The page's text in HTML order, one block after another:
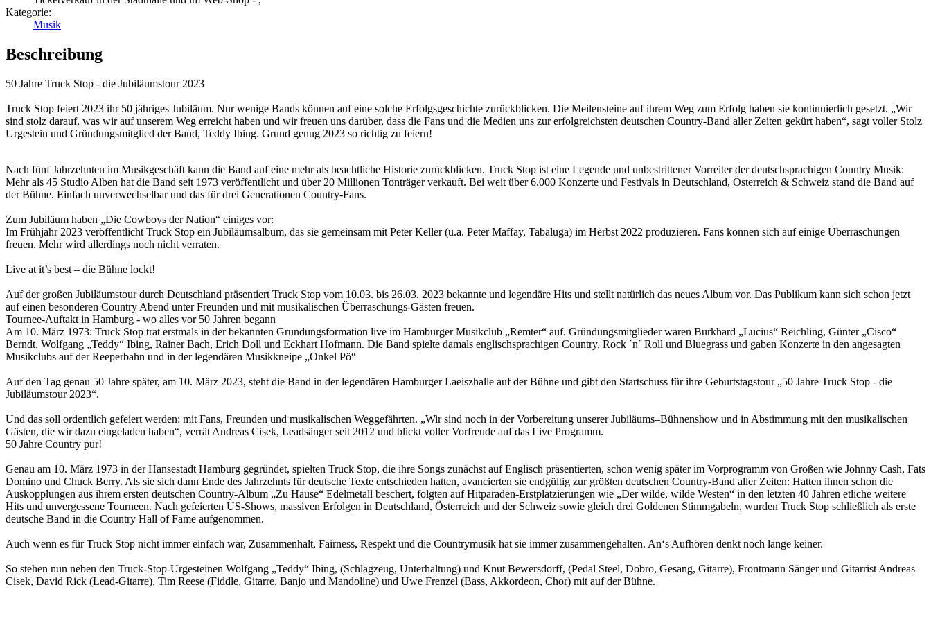
Kategorie:
Musik
Beschreibung
50 Jahre Truck Stop - die Jubiläumstour 2023
Truck Stop feiert 2023 ihr 50 jähriges Jubiläum. Nur wenige Bands können auf eine solche Erfolgsgeschichte zurückblicken. Die Meilensteine auf ihrem Weg zum Erfolg haben sie kontinuierlich gesetzt. „Wir
sind stolz darauf, was wir auf unserem Weg erreicht haben und wir freuen uns darüber, dass die Fans und die Medien uns zur erfolgreichsten deutschen Country-Band aller Zeiten gekürt haben“, sagt voller Stolz
Urgestein und Gründungsmitglied der Band, Teddy Ibing. Grund genug 2023 so richtig zu feiern!
Nach fünf Jahrzehnten im Musikgeschäft kann die Band auf eine mehr als beachtliche Historie zurückblicken. Truck Stop ist eine Legende und unbestrittener Vorreiter der deutschsprachigen Country Musik:
Mehr als 45 Studio Alben hat die Band seit 1973 veröffentlicht und über 20 Millionen Tonträger verkauft. Bei weit über 6.000 Konzerte und Festivals in Deutschland, Österreich & Schweiz stand die Band auf
der Bühne. Einfach unverwechselbar und das für drei Generationen Country-Fans.
Zum Jubiläum haben „Die Cowboys der Nation“ einiges vor:
Im Frühjahr 2023 veröffentlicht Truck Stop ein Jubiläumsalbum, das sie gemeinsam mit Peter Keller (u.a. Peter Maffay, Tabaluga) im Herbst 2022 produzieren. Fans können sich auf einige Überraschungen
freuen. Mehr wird allerdings noch nicht verraten.
Live at it’s best – die Bühne lockt!
Auf der großen Jubiläumstour durch Deutschland präsentiert Truck Stop vom 10.03. bis 26.03. 2023 bekannte und legendäre Hits und stellt natürlich das neues Album vor. Das Publikum kann sich schon jetzt
auf einen besonderen Country Abend unter Freunden und mit musikalischen Überraschungs-Gästen freuen.
Tournee-Auftakt in Hamburg - wo alles vor 50 Jahren begann
Am 10. März 1973: Truck Stop trat erstmals in der bekannten Gründungsformation live im Hamburger Musikclub „Remter“ auf. Gründungsmitglieder waren Burkhard „Lucius“ Reichling, Günter „Cisco“
Berndt, Wolfgang „Teddy“ Ibing, Rainer Bach, Erich Doll und Eckhart Hofmann. Die Band spielte damals englischsprachigen Country, Rock ´n´ Roll und Bluegrass und gaben Konzerte in den angesagten
Musikclubs auf der Reeperbahn und in der legendären Musikkneipe „Onkel Pö“
Auf den Tag genau 50 Jahre später, am 10. März 2023, steht die Band in der legendären Hamburger Laeiszhalle auf der Bühne und gibt den Startschuss für ihre Geburtstagstour „50 Jahre Truck Stop - die
Jubiläumstour 2023“.
Und das soll ordentlich gefeiert werden: mit Fans, Freunden und musikalischen Weggefährten. „Wir sind noch in der Vorbereitung unserer Jubiläums–Bühnenshow und in Abstimmung mit den musikalischen
Gästen, die wir dazu eingeladen haben“, verrät Andreas Cisek, Leadsänger seit 2012 und blickt voller Vorfreude auf das Live Programm.
50 Jahre Country pur!
Genau am 10. März 1973 in der Hansestadt Hamburg gegründet, spielten Truck Stop, die ihre Songs zunächst auf Englisch präsentierten, schon wenig später im Vorprogramm von Größen wie Johnny Cash, Fats
Domino und Chuck Berry. Als sie sich dann Ende des Jahrzehnts für deutsche Texte entschieden hatten, avancierten sie endgültig zur größten deutschen Country-Band aller Zeiten: Hatten ihnen schon die
Auskopplungen aus ihrem ersten deutschen Country-Album „Zu Hause“ Edelmetall beschert, folgten auf Hitparaden-Erstplatzierungen wie „Der wilde, wilde Westen“ in den letzten 40 Jahren etliche weitere
Hits und unvergessene Tourneen. Nach gefeierten US-Shows, massiven Erfolgen in Deutschland, Österreich und der Schweiz sowie gleich drei Goldenen Stimmgabeln, wurden Truck Stop schließlich als erste
deutsche Band in die Country Hall of Fame aufgenommen.
Auch wenn es für Truck Stop nicht immer einfach war, Zusammenhalt, Fairness, Respekt und die Countrymusik hat sie immer zusammengehalten. An‘s Aufhören denkt noch lange keiner.
So stehen nun neben den Truck-Stop-Urgesteinen Wolfgang „Teddy“ Ibing, (Schlagzeug, Unterhaltung) und Knut Bewersdorff, (Pedal Steel, Dobro, Gesang, Gitarre), Frontmann Sänger und Gitarrist Andreas
Cisek, David Rick (Lead-Gitarre), Tim Reese (Fiddle, Gitarre, Banjo und Mandoline) und Uwe Frenzel (Bass, Akkordeon, Chor) mit auf der Bühne.